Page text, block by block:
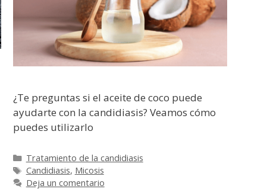
¿Te preguntas si el aceite de coco puede
ayudarte con la candidiasis? Veamos cómo
puedes utilizarlo
Categorías
Tratamiento de la candidiasis
Etiquetas
Candidiasis, Micosis
Deja un comentario